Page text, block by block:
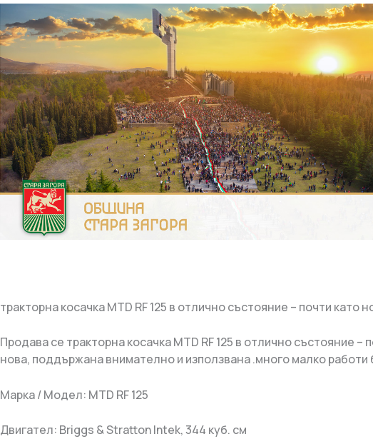
тракторна косачка MTD RF 125 в отлично състояние – почти като
Продава се тракторна косачка MTD RF 125 в отлично състояние –
нова, поддържана внимателно и използвана .много малко работи
Марка / Модел: MTD RF 125
Двигател: Briggs & Stratton Intek, 344 куб. см